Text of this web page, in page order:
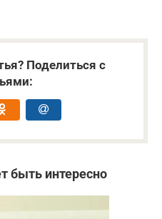
Поделиться с
быть интересно